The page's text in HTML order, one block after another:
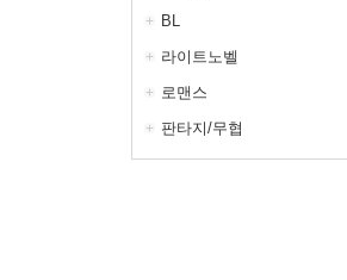
BL
라이트노벨
로맨스
판타지/무협